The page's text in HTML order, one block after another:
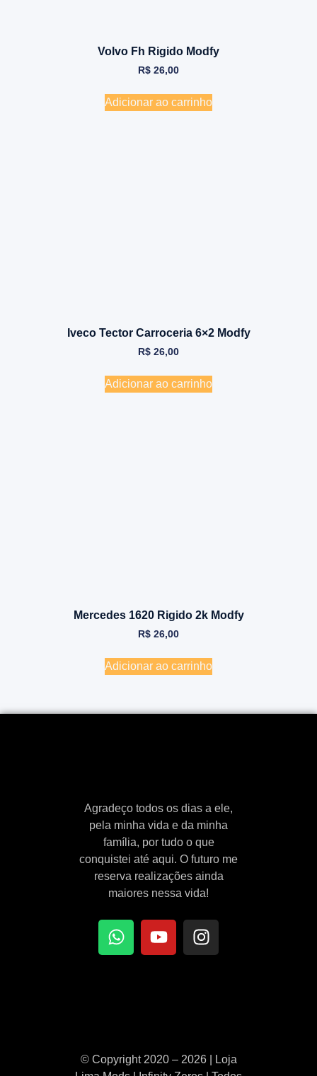
Volvo Fh Rigido Modfy
R$ 26,00
Adicionar ao carrinho
Iveco Tector Carroceria 6×2 Modfy
R$ 26,00
Adicionar ao carrinho
Mercedes 1620 Rigido 2k Modfy
R$ 26,00
Adicionar ao carrinho
Agradeço todos os dias a ele,
pela minha vida e da minha
família, por tudo o que
conquistei até aqui. O futuro me
reserva realizações ainda
maiores nessa vida!
© Copyright 2020 – 2026 | Loja